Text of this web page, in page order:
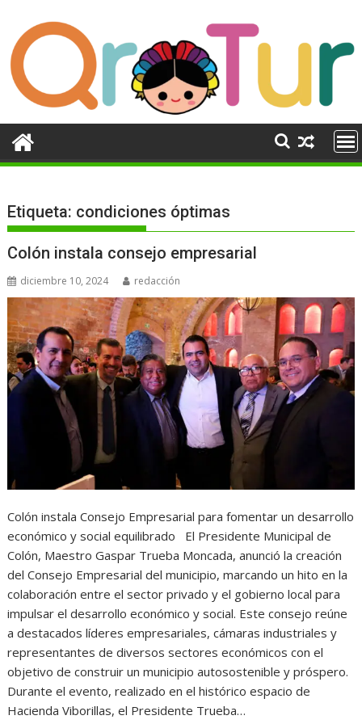
contenido
Etiqueta: condiciones óptimas
Colón instala consejo empresarial
diciembre 10, 2024 redacción
Colón instala Consejo Empresarial para fomentar un desarrollo
económico y social equilibrado El Presidente Municipal de
Colón, Maestro Gaspar Trueba Moncada, anunció la creación
del Consejo Empresarial del municipio, marcando un hito en la
colaboración entre el sector privado y el gobierno local para
impulsar el desarrollo económico y social. Este consejo reúne
a destacados líderes empresariales, cámaras industriales y
representantes de diversos sectores económicos con el
objetivo de construir un municipio autosostenible y próspero.
Durante el evento, realizado en el histórico espacio de
Hacienda Viborillas, el Presidente Trueba…